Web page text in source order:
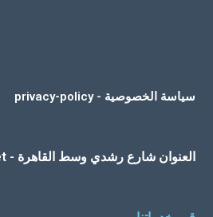
سياسة الخصوصية - privacy-policy
العنوان شارع رشدي وسط القاهرة - rushdi pasha street